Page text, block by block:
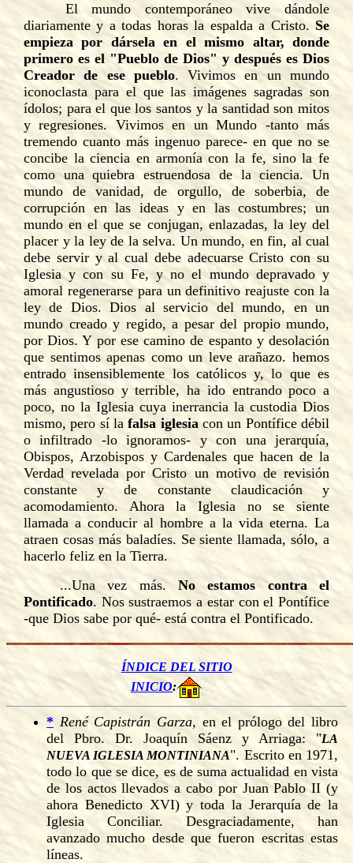
El mundo contemporáneo vive dándole
diariamente y a todas horas la espalda a Cristo. Se
empieza por dársela en el mismo altar, donde
primero es el "Pueblo de Dios" y después es Dios
Creador de ese pueblo. Vivimos en un mundo
iconoclasta para el que las imágenes sagradas son
ídolos; para el que los santos y la santidad son mitos
y regresiones. Vivimos en un Mundo -tanto más
tremendo cuanto más ingenuo parece- en que no se
concibe la ciencia en armonía con la fe, sino la fe
como una quiebra estruendosa de la ciencia. Un
mundo de vanidad, de orgullo, de soberbia, de
corrupción en las ideas y en las costumbres; un
mundo en el que se conjugan, enlazadas, la ley del
placer y la ley de la selva. Un mundo, en fin, al cual
debe servir y al cual debe adecuarse Cristo con su
Iglesia y con su Fe, y no el mundo depravado y
amoral regenerarse para un definitivo reajuste con la
ley de Dios. Dios al servicio del mundo, en un
mundo creado y regido, a pesar del propio mundo,
por Dios. Y por ese camino de espanto y desolación
que sentimos apenas como un leve arañazo. hemos
entrado insensiblemente los católicos y, lo que es
más angustioso y terrible, ha ido entrando poco a
poco, no la Iglesia cuya inerrancia la custodia Dios
mismo, pero sí lafalsa iglesiacon un Pontífice débil
o infiltrado -lo ignoramos- y con una jerarquía,
Obispos, Arzobispos y Cardenales que hacen de la
Verdad revelada por Cristo un motivo de revisión
constante y de constante claudicación y
acomodamiento. Ahora la Iglesia no se siente
llamada a conducir al hombre a la vida eterna. La
atraen cosas más baladíes. Se siente llamada, sólo, a
hacerlo feliz en la Tierra.
...Una vez más. No estamos contra el
Pontificado. Nos sustraemos a estar con el Pontífice
-que Dios sabe por qué- está contra el Pontificado.
ÍNDICE DEL SITIO
INICIO:
* René Capistrán Garza, en el prólogo del libro
del Pbro. Dr. Joaquín Sáenz y Arriaga: "LA
NUEVA IGLESIA MONTINIANA". Escrito en 1971,
todo lo que se dice, es de suma actualidad en vista
de los actos llevados a cabo por Juan Pablo II (y
ahora Benedicto XVI) y toda la Jerarquía de la
Iglesia Conciliar. Desgraciadamente, han
avanzado mucho desde que fueron escritas estas
líneas.